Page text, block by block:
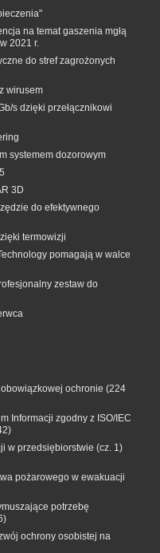
na temat gaszenia mgłą
2021 r.
do stref zagrożonych
wirusem
s dzięki przełącznikowi
systemem dozorowym
3D
do efektywnego
termowizji
pomagają w walce
zestaw do
ochronie (224
Informacji zgodny z ISO/IEC
w przedsiębiorstwie (cz. 1)
pożarowego w ewakuacji
potrzebę
ochrony osobistej na